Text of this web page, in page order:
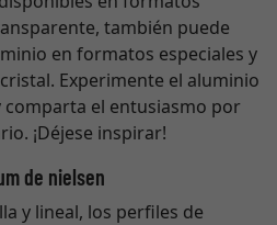
también puede
en formatos especiales y
Experimente el aluminio
comparta el entusiasmo por
¡Déjese inspirar!
de nielsen
y lineal, los perfiles de